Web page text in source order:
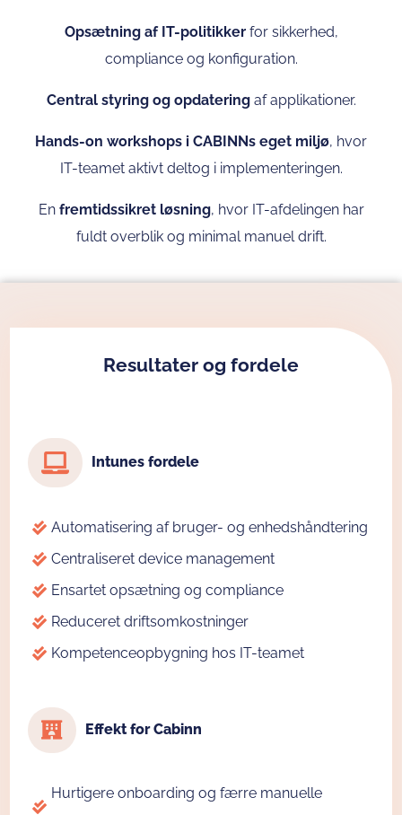
Opsætning af IT-politikkerfor sikkerhed,
compliance og konfiguration.
Central styring og opdateringaf applikationer.
Hands-on workshops i CABINNs eget miljø, hvor
IT-teamet aktivt deltog i implementeringen.
En fremtidssikret løsning, hvor IT-afdelingen har
fuldt overblik og minimal manuel drift.
Resultater og fordele
Intunes fordele
Automatisering af bruger- og enhedshåndtering
Centraliseret device management
Ensartet opsætning og compliance
Reduceret driftsomkostninger
Kompetenceopbygning hos IT-teamet
Effekt for Cabinn
Hurtigere onboarding og færre manuelle